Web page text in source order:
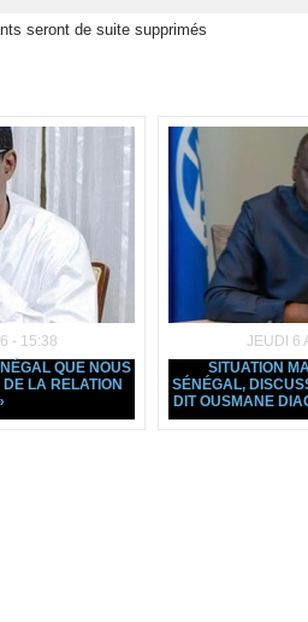
seront de suite supprimés
- 15:38
QUE NOUS
LA RELATION
JEUDI 6
SITUATION
SÉNÉGAL,
DIT OUSMANE